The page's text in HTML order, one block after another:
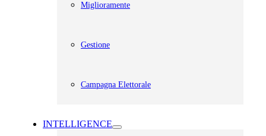
Miglioramente
Gestione
Campagna Elettorale
INTELLIGENCE